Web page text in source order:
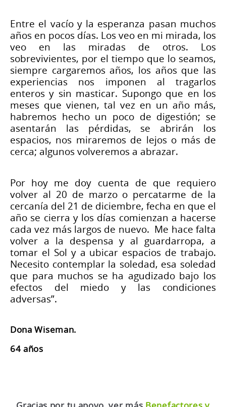
Entre el vacío y la esperanza pasan muchos
años en pocos días. Los veo en mi mirada, los
veo en las miradas de otros. Los
sobrevivientes, por el tiempo que lo seamos,
siempre cargaremos años, los años que las
experiencias nos imponen al tragarlos
enteros y sin masticar. Supongo que en los
meses que vienen, tal vez en un año más,
habremos hecho un poco de digestión; se
asentarán las pérdidas, se abrirán los
espacios, nos miraremos de lejos o más de
cerca; algunos volveremos a abrazar.
Por hoy me doy cuenta de que requiero
volver al 20 de marzo o percatarme de la
cercanía del 21 de diciembre, fecha en que el
año se cierra y los días comienzan a hacerse
cada vez más largos de nuevo. Me hace falta
volver a la despensa y al guardarropa, a
tomar el Sol y a ubicar espacios de trabajo.
Necesito contemplar la soledad, esa soledad
que para muchos se ha agudizado bajo los
efectos del miedo y las condiciones
adversas”.
Dona Wiseman.
64 años